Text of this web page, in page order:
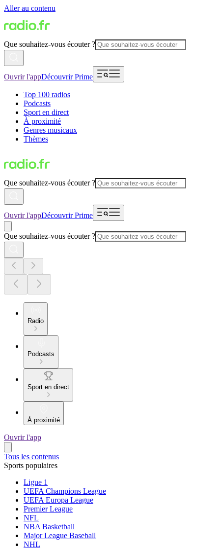
Aller au contenu
Que souhaitez-vous écouter ?
Ouvrir l'appDécouvrir Prime
Top 100 radios
Podcasts
Sport en direct
À proximité
Genres musicaux
Thèmes
Que souhaitez-vous écouter ?
Ouvrir l'appDécouvrir Prime
Que souhaitez-vous écouter ?
Radio
Podcasts
Sport en direct
À proximité
Ouvrir l'app
Tous les contenus
Sports populaires
Ligue 1
UEFA Champions League
UEFA Europa League
Premier League
NFL
NBA Basketball
Major League Baseball
NHL